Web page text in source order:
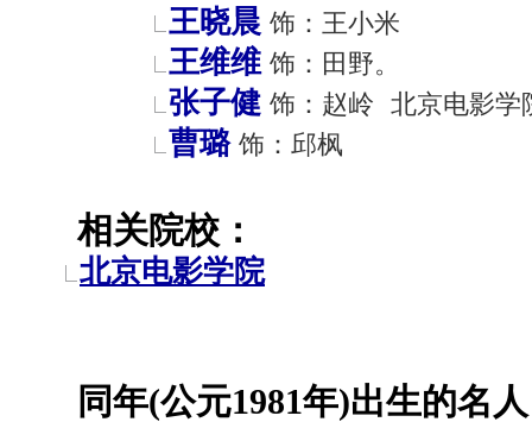
王晓晨 饰：王小米
王维维 饰：田野。
张子健 饰：赵岭 北京电影学
曹璐 饰：邱枫
相关院校：
北京电影学院
同年(公元1981年)出生的名